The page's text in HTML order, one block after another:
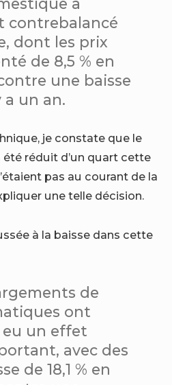
contrebalancé
dont les prix
de 8,5 % en
une baisse
a un an.
je constate que le
réduit d’un quart cette
pas au courant de la
une telle décision.
à la baisse dans cette
de
ont
un effet
avec des
de 18,1 % en